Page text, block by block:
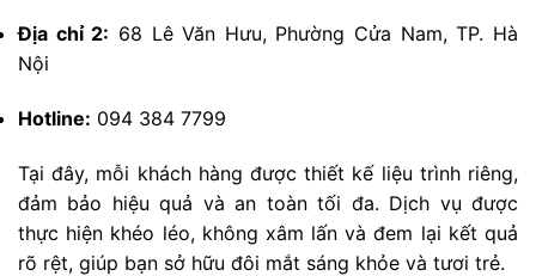
Địa chỉ 2: 68 Lê Văn Hưu, Phường Cửa Nam, TP. Hà
Nội
Hotline: 094 384 7799
Tại đây, mỗi khách hàng được thiết kế liệu trình riêng,
đảm bảo hiệu quả và an toàn tối đa. Dịch vụ được
thực hiện khéo léo, không xâm lấn và đem lại kết quả
rõ rệt, giúp bạn sở hữu đôi mắt sáng khỏe và tươi trẻ.